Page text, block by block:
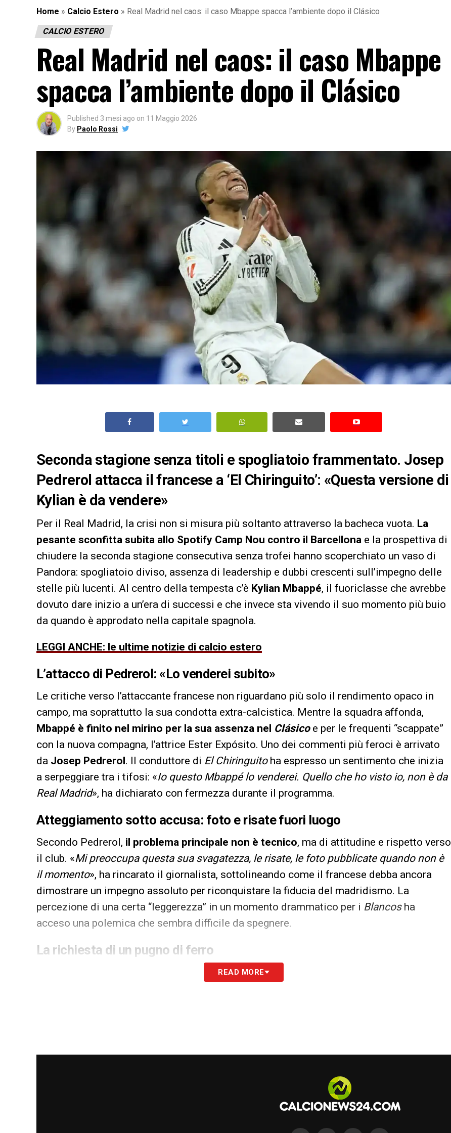
Home » Calcio Estero » Real Madrid nel caos: il caso Mbappe spacca l’ambiente dopo il Clásico
CALCIO ESTERO
Real Madrid nel caos: il caso Mbappe
spacca l’ambiente dopo il Clásico
Published 3 mesi ago on 11 Maggio 2026
By Paolo Rossi
Seconda stagione senza titoli e spogliatoio frammentato. Josep
Pedrerol attacca il francese a ‘El Chiringuito’: «Questa versione di
Kylian è da vendere»
Per il Real Madrid, la crisi non si misura più soltanto attraverso la bacheca vuota. La
pesante sconfitta subita allo Spotify Camp Nou contro il Barcellona e la prospettiva di
chiudere la seconda stagione consecutiva senza trofei hanno scoperchiato un vaso di
Pandora: spogliatoio diviso, assenza di leadership e dubbi crescenti sull’impegno delle
stelle più lucenti. Al centro della tempesta c’è Kylian Mbappé, il fuoriclasse che avrebbe
dovuto dare inizio a un’era di successi e che invece sta vivendo il suo momento più buio
da quando è approdato nella capitale spagnola.
LEGGI ANCHE: le ultime notizie di calcio estero
L’attacco di Pedrerol: «Lo venderei subito»
Le critiche verso l’attaccante francese non riguardano più solo il rendimento opaco in
campo, ma soprattutto la sua condotta extra-calcistica. Mentre la squadra affonda,
Mbappé è finito nel mirino per la sua assenza nel Clásicoe per le frequenti “scappate”
con la nuova compagna, l’attrice Ester Expósito. Uno dei commenti più feroci è arrivato
da Josep Pedrerol. Il conduttore di El Chiringuitoha espresso un sentimento che inizia
a serpeggiare tra i tifosi: «Io questo Mbappé lo venderei. Quello che ho visto io, non è da
Real Madrid», ha dichiarato con fermezza durante il programma.
Atteggiamento sotto accusa: foto e risate fuori luogo
Secondo Pedrerol, il problema principale non è tecnico, ma di attitudine e rispetto verso
il club. «Mi preoccupa questa sua svagatezza, le risate, le foto pubblicate quando non è
il momento», ha rincarato il giornalista, sottolineando come il francese debba ancora
dimostrare un impegno assoluto per riconquistare la fiducia del madridismo. La
percezione di una certa “leggerezza” in un momento drammatico per i Blancosha
acceso una polemica che sembra difficile da spegnere.
La richiesta di un pugno di ferro
il ruolo del futuro allenatore diventa centrale
suo investimento più costoso o ascoltare la piazza che chiede un segnale forte di
READ MORE